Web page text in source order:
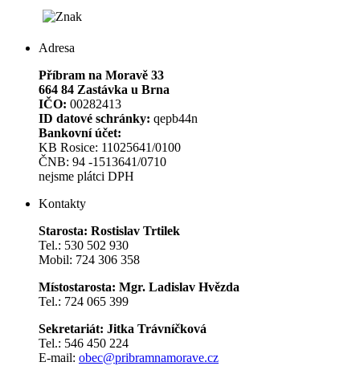
Adresa
Příbram na Moravě 33
664 84 Zastávka u Brna
IČO: 00282413
ID datové schránky: qepb44n
Bankovní účet:
KB Rosice: 11025641/0100
ČNB: 94 -1513641/0710
nejsme plátci DPH
Kontakty
Starosta: Rostislav Trtilek
Tel.: 530 502 930
Mobil: 724 306 358
Místostarosta: Mgr. Ladislav Hvězda
Tel.: 724 065 399
Sekretariát: Jitka Trávníčková
Tel.: 546 450 224
E-mail: obec@pribramnamorave.cz